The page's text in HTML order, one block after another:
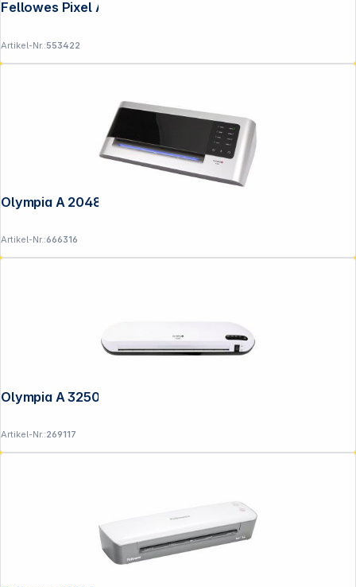
Artikel-Nr.:553422
Artikel-Nr.:666316
Olympia A 3250 Laminiergerät
Artikel-Nr.:269117